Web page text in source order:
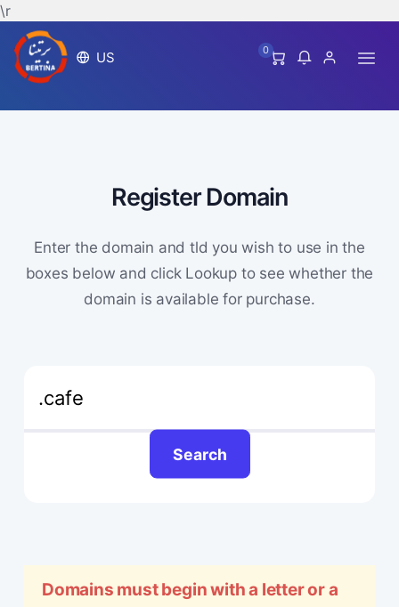
\r
US 0
Register Domain
Enter the domain and tld you wish to use in the
boxes below and click Lookup to see whether the
domain is available for purchase.
Search
Domains must begin with a letter or a